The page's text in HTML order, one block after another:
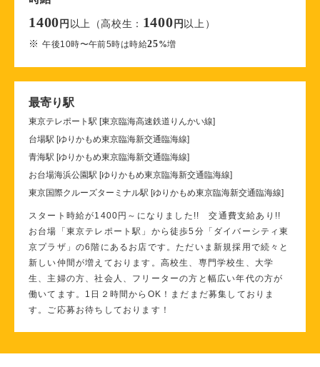
1400 円 以上（高校生： 1400 円 以上）
※午後10時〜午前5時は時給25%増
最寄り駅
東京テレポート駅 [東京臨海高速鉄道りんかい線]
台場駅 [ゆりかもめ東京臨海新交通臨海線]
青海駅 [ゆりかもめ東京臨海新交通臨海線]
お台場海浜公園駅 [ゆりかもめ東京臨海新交通臨海線]
東京国際クルーズターミナル駅 [ゆりかもめ東京臨海新交通臨海線]
スタート時給が1400円～になりました!! 交通費支給あり!!
お台場「東京テレポート駅」から徒歩5分「ダイバーシティ東
京プラザ」の6階にあるお店です。ただいま新規採用で続々と
新しい仲間が増えております。高校生、専門学校生、大学
生、主婦の方、社会人、フリーターの方と幅広い年代の方が
働いてます。1日２時間からOK！まだまだ募集しておりま
す。ご応募お待ちしております！